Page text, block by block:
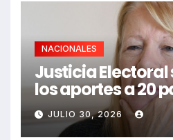
NACIONALES
Justicia
los aportes a 20
JULIO 30, 2026